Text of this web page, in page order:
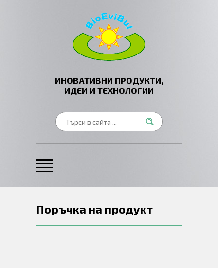
ИНОВАТИВНИ ПРОДУКТИ,
ИДЕИ И ТЕХНОЛОГИИ
Поръчка на продукт